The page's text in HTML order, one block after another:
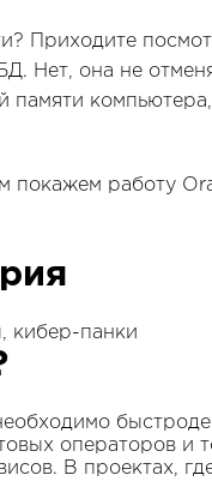
Приходите
Нет, она не
памяти
покажем работу
кибер-панки
операторов
В проектах,